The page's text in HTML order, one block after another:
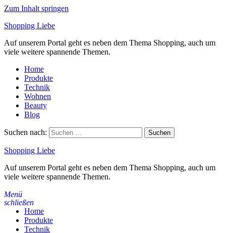
Zum Inhalt springen
Shopping Liebe
Auf unserem Portal geht es neben dem Thema Shopping, auch um
viele weitere spannende Themen.
Home
Produkte
Technik
Wohnen
Beauty
Blog
Suchen nach:
Shopping Liebe
Auf unserem Portal geht es neben dem Thema Shopping, auch um
viele weitere spannende Themen.
Menü
schließen
Home
Produkte
Technik